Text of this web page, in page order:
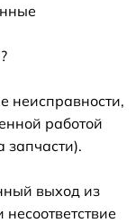
неисправности,
работой
запчасти).
выход из